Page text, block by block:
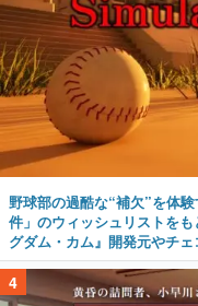
野球部の過酷な“補欠”を体
件」のウィッシュリストを
グダム・カム』開発元やチ
4